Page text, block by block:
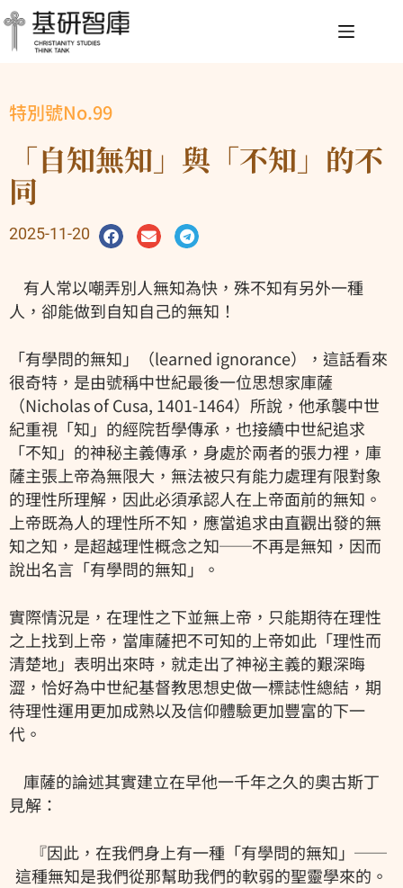
特別號No.99
「自知無知」與「不知」的不
同
2025-11-20
有人常以嘲弄別人無知為快，殊不知有另外一種
人，卻能做到自知自己的無知！
「有學問的無知」（learned ignorance），這話看來
很奇特，是由號稱中世紀最後一位思想家庫薩
（Nicholas of Cusa, 1401-1464）所說，他承襲中世
紀重視「知」的經院哲學傳承，也接續中世紀追求
「不知」的神秘主義傳承，身處於兩者的張力裡，庫
薩主張上帝為無限大，無法被只有能力處理有限對象
的理性所理解，因此必須承認人在上帝面前的無知。
上帝既為人的理性所不知，應當追求由直觀出發的無
知之知，是超越理性概念之知──不再是無知，因而
說出名言「有學問的無知」。
實際情況是，在理性之下並無上帝，只能期待在理性
之上找到上帝，當庫薩把不可知的上帝如此「理性而
清楚地」表明出來時，就走出了神祕主義的艱深晦
澀，恰好為中世紀基督教思想史做一標誌性總結，期
待理性運用更加成熟以及信仰體驗更加豐富的下一
代。
庫薩的論述其實建立在早他一千年之久的奧古斯丁
見解：
『因此，在我們身上有一種「有學問的無知」──
這種無知是我們從那幫助我們的軟弱的聖靈學來的。